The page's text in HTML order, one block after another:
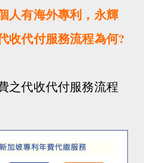
人有海外專利，永輝
收代付服務流程為何?
之代收代付服務流程